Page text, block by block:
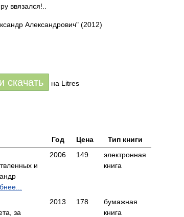
ввязался!..
Александрович" (2012)
и скачать на Litres
Год Цена
Тип книги
и
2006 149
электронная
книга
за
2013 178
бумажная
книга